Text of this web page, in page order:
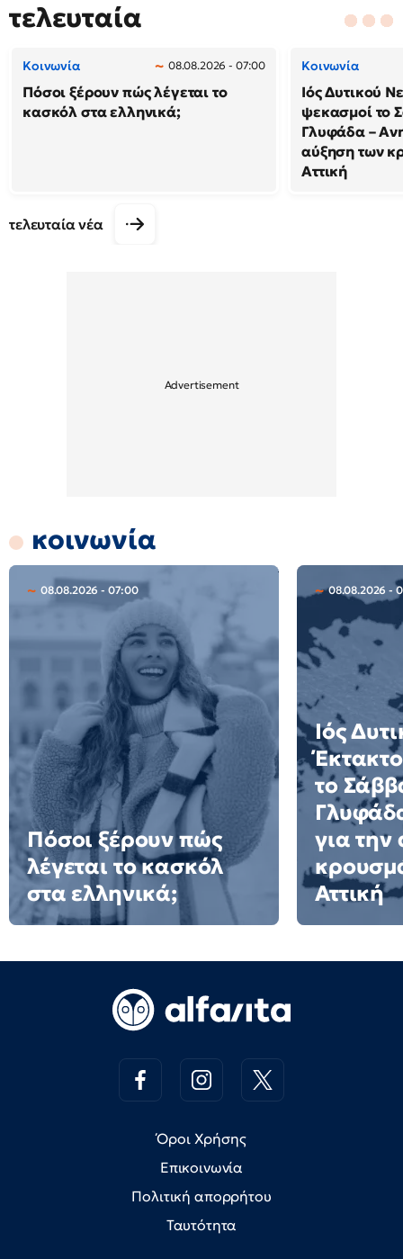
τελευταία
Κοινωνία 08.08.2026 - 07:00
Πόσοι ξέρουν πώς λέγεται το
κασκόλ στα ελληνικά;
Κοινωνία
Ιός Δυτικού
ψεκασμοί το
Γλυφάδα –
αύξηση των
Αττική
τελευταία νέα
κοινωνία
08.08.2026 - 07:00
Πόσοι ξέρουν πώς
λέγεται το κασκόλ
στα ελληνικά;
08.08.2026 -
Ιός
το
για
Αττική
Όροι Χρήσης
Επικοινωνία
Πολιτική απορρήτου
Ταυτότητα